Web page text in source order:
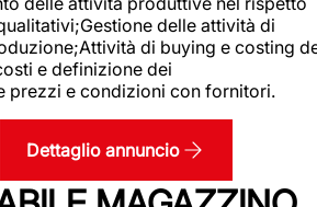
delle attività di
di buying e costing
e definizione dei
prezzi e condizioni con fornitori.
Dettaglio annuncio